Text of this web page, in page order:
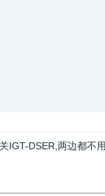
IGT-DSER,两边都不